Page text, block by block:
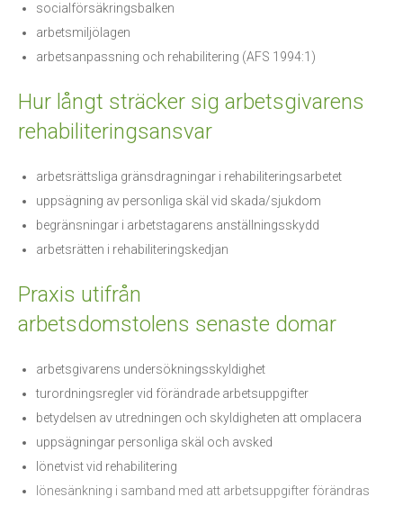
socialförsäkringsbalken
arbetsmiljölagen
arbetsanpassning och rehabilitering (AFS 1994:1)
Hur långt sträcker sig arbetsgivarens
rehabiliteringsansvar
arbetsrättsliga gränsdragningar i rehabiliteringsarbetet
uppsägning av personliga skäl vid skada/sjukdom
begränsningar i arbetstagarens anställningsskydd
arbetsrätten i rehabiliteringskedjan
Praxis utifrån
arbetsdomstolens senaste domar
arbetsgivarens undersökningsskyldighet
turordningsregler vid förändrade arbetsuppgifter
betydelsen av utredningen och skyldigheten att omplacera
uppsägningar personliga skäl och avsked
lönetvist vid rehabilitering
lönesänkning i samband med att arbetsuppgifter förändras